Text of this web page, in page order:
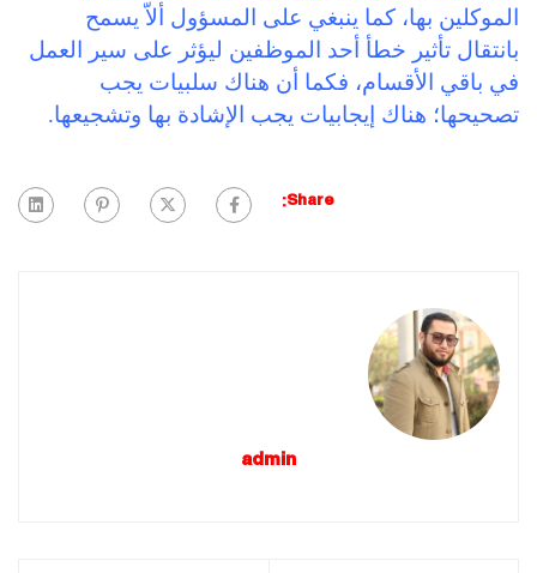
الموكلين بها، كما ينبغي على المسؤول ألاّ يسمح
بانتقال تأثير خطأ أحد الموظفين ليؤثر على سير العمل
في باقي الأقسام، فكما أن هناك سلبيات يجب
تصحيحها؛ هناك إيجابيات يجب الإشادة بها وتشجيعها.
Share:
admin